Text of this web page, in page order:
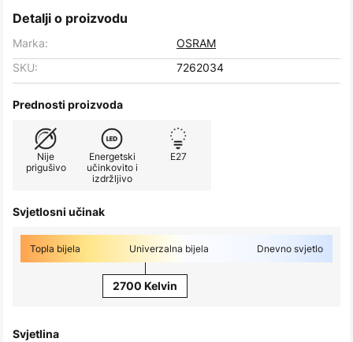
Detalji o proizvodu
Marka:
OSRAM
SKU:
7262034
Prednosti proizvoda
Nije
prigušivo
Energetski
učinkovito i
izdržljivo
E27
Svjetlosni učinak
Topla bijela Univerzalna bijela Dnevno svjetlo
2700 Kelvin
Svjetlina